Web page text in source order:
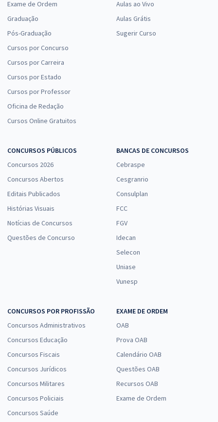
Exame de Ordem
Graduação
Pós-Graduação
Cursos por Concurso
Cursos por Carreira
Cursos por Estado
Cursos por Professor
Oficina de Redação
Cursos Online Gratuitos
Aulas ao Vivo
Aulas Grátis
Sugerir Curso
CONCURSOS PÚBLICOS
Concursos 2026
Concursos Abertos
Editais Publicados
Histórias Visuais
Notícias de Concursos
Questões de Concurso
BANCAS DE CONCURSOS
Cebraspe
Cesgranrio
Consulplan
FCC
FGV
Idecan
Selecon
Uniase
Vunesp
CONCURSOS POR PROFISSÃO
Concursos Administrativos
Concursos Educação
Concursos Fiscais
Concursos Jurídicos
Concursos Militares
Concursos Policiais
Concursos Saúde
EXAME DE ORDEM
OAB
Prova OAB
Calendário OAB
Questões OAB
Recursos OAB
Exame de Ordem